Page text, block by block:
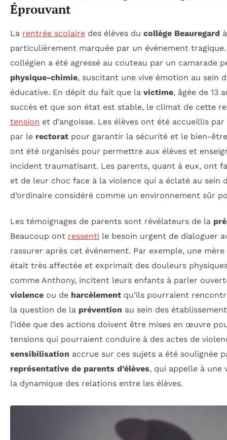
Éprouvant
La rentrée scolaire des élèves du collège Beauregard
particulièrement marquée par un événement
collégien a été agressé au couteau par un camarade
physique-chimie, suscitant une vive émotion au sein
éducative. En dépit du fait que la victime, âgée de 13
succès et que son état est stable, le climat de cette
tension et d’angoisse. Les élèves ont été accueillis
par le rectorat pour garantir la sécurité et le bien-
ont été organisés pour permettre aux élèves et
incident traumatisant. Les parents, quant à eux, ont
et de leur choc face à la violence qui a éclaté au sein
d’ordinaire considéré comme un environnement sûr
Les témoignages de parents sont révélateurs de la
Beaucoup ont ressenti le besoin urgent de dialoguer
rassurer après cet événement. Par exemple, une
était très affectée et exprimait des douleurs physiques
comme Anthony, incitent leurs enfants à parler
violence ou de harcèlement qu’ils pourraient
la question de la prévention au sein des
l’idée que des actions doivent être mises en œuvre
tensions qui pourraient conduire à des actes de
sensibilisation accrue sur ces sujets a été soulignée
représentative de parents d’élèves, qui appelle à une
la dynamique des relations entre les élèves.